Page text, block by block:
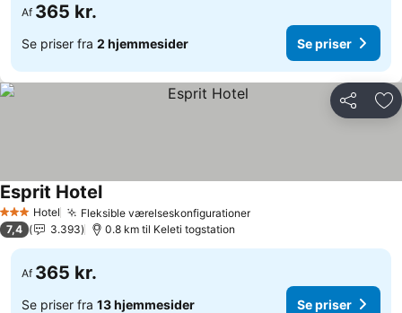
Af 365 kr.
Se priser fra 2 hjemmesider Se priser
Del
3 StjernerHotel Fleksible værelseskonfigurationer
Esprit Hotel
7,4 3.393 0.8 km til Keleti togstation
Af 365 kr.
Se priser fra 13 hjemmesider Se priser